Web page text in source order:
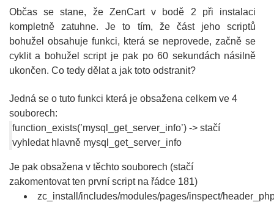
Občas se stane, že ZenCart v bodě 2 při instalaci
kompletně zatuhne. Je to tím, že část jeho scriptů
bohužel obsahuje funkci, která se neprovede, začně se
cyklit a bohužel script je pak po 60 sekundách násilně
ukončen. Co tedy dělat a jak toto odstranit?
Jedná se o tuto funkci která je obsažena celkem ve 4
souborech:
function_exists(’mysql_get_server_info’) -> stačí
vyhledat hlavně mysql_get_server_info
Je pak obsažena v těchto souborech (stačí
zakomentovat ten první script na řádce 181)
zc_install/includes/modules/pages/inspect/